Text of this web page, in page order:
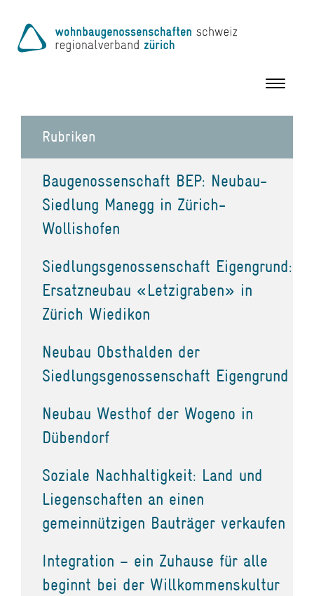
Toggle
Rubriken
Baugenossenschaft BEP: Neubau-
Siedlung Manegg in Zürich-
Wollishofen
Siedlungsgenossenschaft Eigengrund:
Ersatzneubau «Letzigraben» in
Zürich Wiedikon
Neubau Obsthalden der
Siedlungsgenossenschaft Eigengrund
Neubau Westhof der Wogeno in
Dübendorf
Soziale Nachhaltigkeit: Land und
Liegenschaften an einen
gemeinnützigen Bauträger verkaufen
Integration – ein Zuhause für alle
beginnt bei der Willkommenskultur